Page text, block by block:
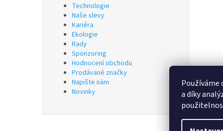
Používáme
a díky
Technologie
Naše slevy
Kariéra
Ekologie
Rady
Sponzoring
Hodnocení obchodu
Prodávané značky
Napište nám
Novinky